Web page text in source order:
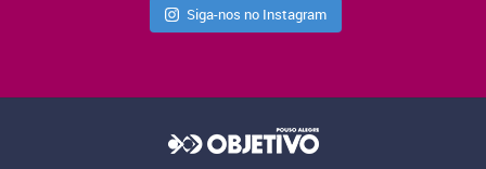
Siga-nos no Instagram